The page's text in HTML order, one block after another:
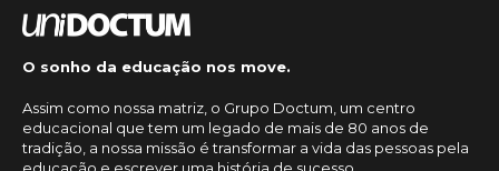
O sonho da educação nos move.
Assim como nossa matriz, o Grupo Doctum, um centro
educacional que tem um legado de mais de 80 anos de
tradição, a nossa missão é transformar a vida das pessoas pela